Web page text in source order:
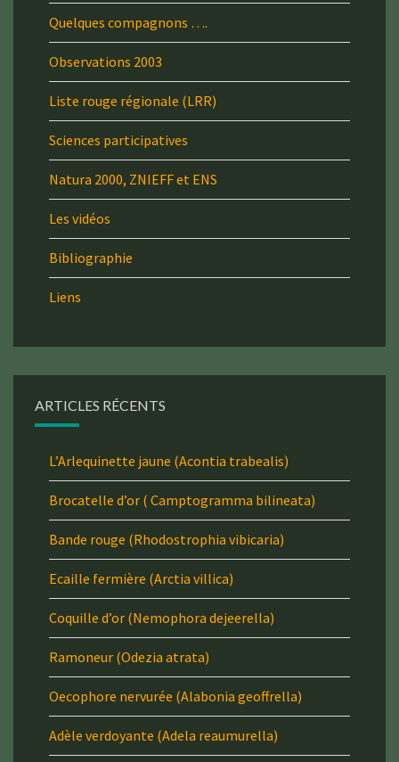
Quelques compagnons ….
Observations 2003
Liste rouge régionale (LRR)
Sciences participatives
Natura 2000, ZNIEFF et ENS
Les vidéos
Bibliographie
Liens
ARTICLES RÉCENTS
L’Arlequinette jaune (Acontia trabealis)
Brocatelle d’or ( Camptogramma bilineata)
Bande rouge (Rhodostrophia vibicaria)
Ecaille fermière (Arctia villica)
Coquille d’or (Nemophora dejeerella)
Ramoneur (Odezia atrata)
Oecophore nervurée (Alabonia geoffrella)
Adèle verdoyante (Adela reaumurella)